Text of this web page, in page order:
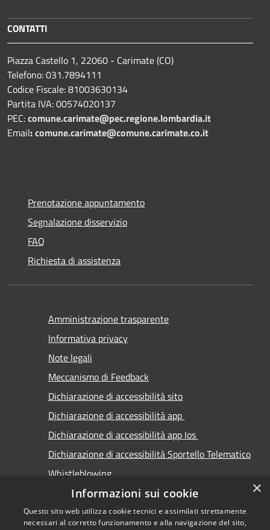
CONTATTI
Piazza Castello 1, 22060 - Carimate (CO)
Telefono: 031.7894111
Codice Fiscale: 81003630134
Partita IVA: 00574020137
PEC:comune.carimate@pec.regione.lombardia.it
Email:comune.carimate@comune.carimate.co.it
Prenotazione appuntamento
Segnalazione disservizio
FAQ
Richiesta di assistenza
Amministrazione trasparente
Informativa privacy
Note legali
Meccanismo di Feedback
Dichiarazione di accessibilità sito
Dichiarazione di accessibilità app
Dichiarazione di accessibilità app Ios
Dichiarazione di accessibilità Sportello Telematico
Whistleblowing
×
Informazioni sui cookie
Questo sito web utilizza cookie tecnici e assimilati strettamente
necessari al corretto funzionamento e alla navigazione del sito,